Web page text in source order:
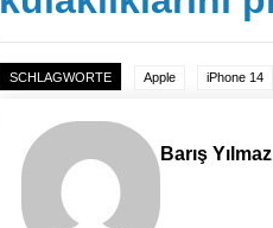
SCHLAGWORTE Apple iPhone 14
Barış Yılmaz